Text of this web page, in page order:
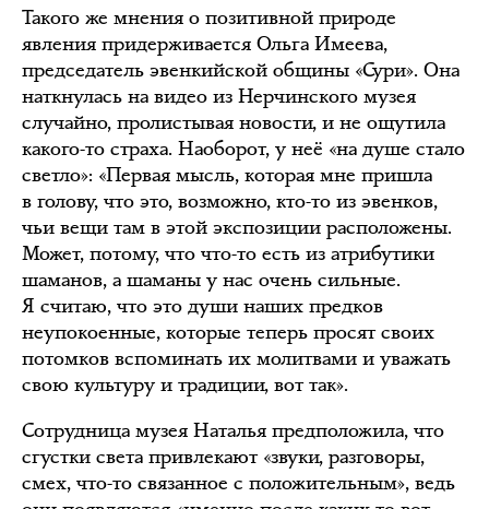
Такого же мнения о позитивной природе
явления придерживается Ольга Имеева,
председатель эвенкийской общины «Сури». Она
наткнулась на видео из Нерчинского музея
случайно, пролистывая новости, и не ощутила
какого-то страха. Наоборот, у неё «на душе стало
светло»: «Первая мысль, которая мне пришла
в голову, что это, возможно, кто-то из эвенков,
чьи вещи там в этой экспозиции расположены.
Может, потому, что что-то есть из атрибутики
шаманов, а шаманы у нас очень сильные.
Я считаю, что это души наших предков
неупокоенные, которые теперь просят своих
потомков вспоминать их молитвами и уважать
свою культуру и традиции, вот так».
Сотрудница музея Наталья предположила, что
сгустки света привлекают «звуки, разговоры,
смех, что-то связанное с положительным», ведь